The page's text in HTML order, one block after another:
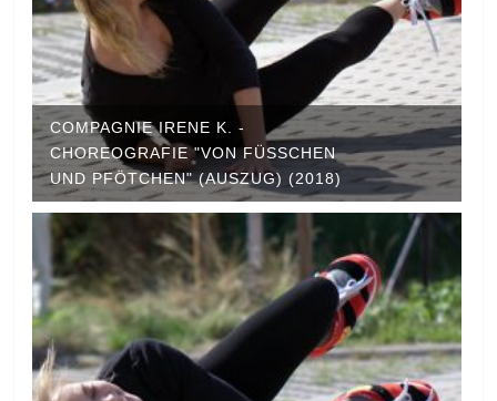
COMPAGNIE IRENE K. -
CHOREOGRAFIE "VON FÜSSCHEN U
ND PFÖTCHEN" (AUSZUG) (2018)